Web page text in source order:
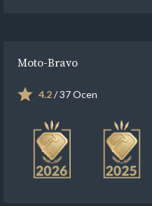
Moto-Bravo
4.2/ 37 Ocen